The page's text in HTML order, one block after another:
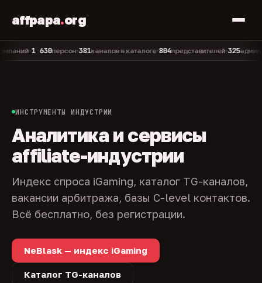
affpapa.org
•1 630персон•381каналов в каталоге•804представителей•325админов
ИНСТРУМЕНТЫ ИНДУСТРИИ
Аналитика и сервисы
affiliate-индустрии
Индекс спроса iGaming, каталог TG-каналов,
вакансии арбитража, базы C-level контактов.
Всё бесплатно, без регистрации.
NeBlask — индекс iGaming
Каталог TG-каналов